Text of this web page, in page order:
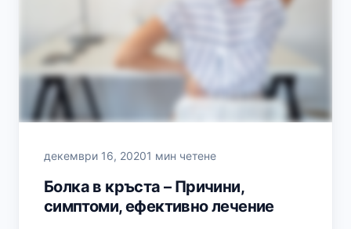
декември 16, 20201 мин четене
Болка в кръста – Причини,
симптоми, ефективно лечение